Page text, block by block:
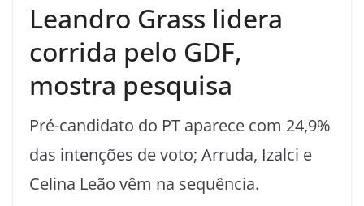
Leandro Grass lidera
corrida pelo GDF,
mostra pesquisa
Pré-candidato do PT aparece com 24,9%
das intenções de voto; Arruda, Izalci e
Celina Leão vêm na sequência.